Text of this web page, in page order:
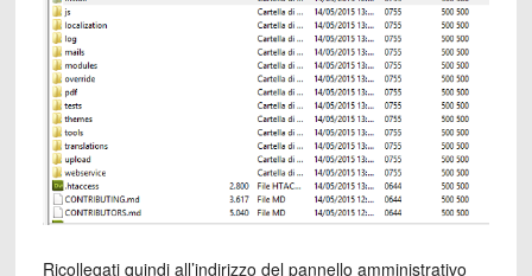
Ricollegati quindi all’indirizzo del pannello amministrativo